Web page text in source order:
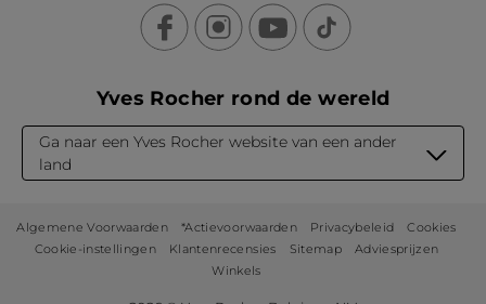
Yves Rocher rond de wereld
Ga naar een Yves Rocher website van een ander
land
Algemene Voorwaarden *Actievoorwaarden Privacybeleid
Cookies
Cookie-instellingen
Klantenrecensies Sitemap
Adviesprijzen
Winkels